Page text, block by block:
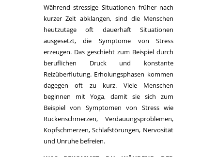
Während stressige Situationen früher nach
kurzer Zeit abklangen, sind die Menschen
heutzutage oft dauerhaft Situationen
ausgesetzt, die Symptome von Stress
erzeugen. Das geschieht zum Beispiel durch
beruflichen Druck und konstante
Reizüberflutung. Erholungsphasen kommen
dagegen oft zu kurz. Viele Menschen
beginnen mit Yoga, damit sie sich zum
Beispiel von Symptomen von Stress wie
Rückenschmerzen, Verdauungsproblemen,
Kopfschmerzen, Schlafstörungen, Nervosität
und Unruhe befreien.